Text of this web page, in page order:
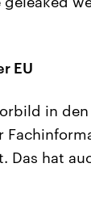
EU
in
hat